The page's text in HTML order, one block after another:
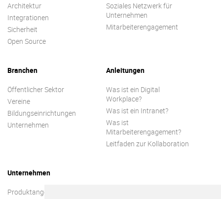
Architektur
Integrationen
Sicherheit
Open Source
Soziales Netzwerk für
Unternehmen
Mitarbeiterengagement
Branchen
Öffentlicher Sektor
Vereine
Bildungseinrichtungen
Unternehmen
Anleitungen
Was ist ein Digital
Workplace?
Was ist ein Intranet?
Was ist
Mitarbeiterengagement?
Leitfaden zur Kollaboration
Unternehmen
Produktangebot